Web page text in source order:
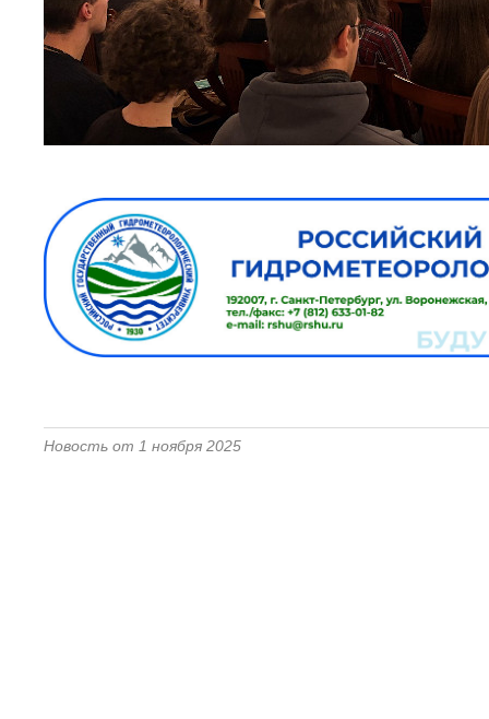
Новость от 1 ноября 2025